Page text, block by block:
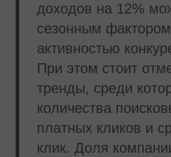
доходов на 12%
сезонным
активностью
При этом стоит
тренды, среди
количества
платных кликов и
клик. Доля